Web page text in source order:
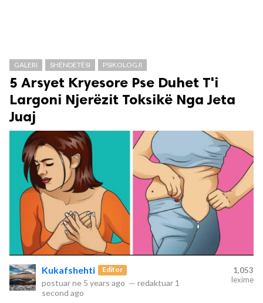
GALERI SHËNDETËSI PSIKOLOGJI
5 Arsyet Kryesore Pse Duhet T'i
Largoni Njerëzit Toksikë Nga Jeta
Juaj
Kukafshehti Editor
postuar ne 5 years ago — redaktuar 1
second ago
1,053
lexime